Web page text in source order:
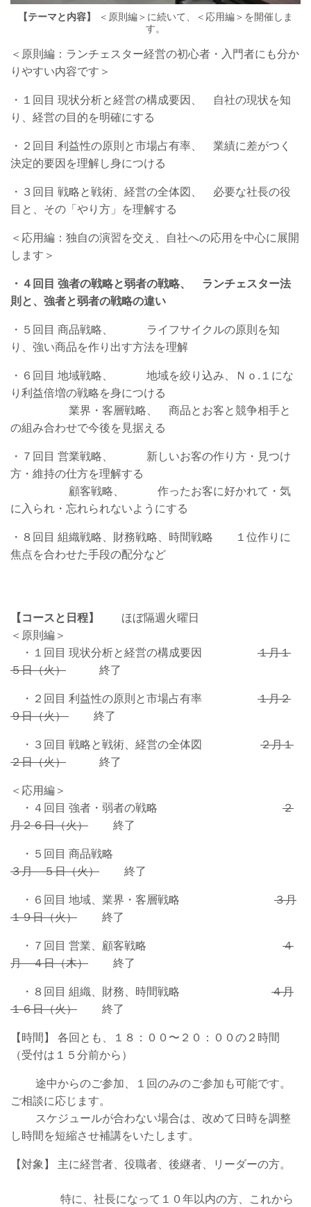
【テーマと内容】
＜原則編＞に続いて、＜応用編＞を開催しま
す。
＜原則編：ランチェスター経営の初心者・入門者にも分か
りやすい内容です＞
・１回目 現状分析と経営の構成要因、 自社の現状を知
り、経営の目的を明確にする
・２回目 利益性の原則と市場占有率、 業績に差がつく
決定的要因を理解し身につける
・３回目 戦略と戦術、経営の全体図、 必要な社長の役
目と、その「やり方」を理解する
＜応用編：独自の演習を交え、自社への応用を中心に展開
します＞
・４回目 強者の戦略と弱者の戦略、 ランチェスター法
則と、強者と弱者の戦略の違い
・５回目 商品戦略、 ライフサイクルの原則を知
り、強い商品を作り出す方法を理解
・６回目 地域戦略、 地域を絞り込み、Ｎｏ.１にな
り利益倍増の戦略を身につける
業界・客層戦略、 商品とお客と競争相手と
の組み合わせで今後を見据える
・７回目 営業戦略、 新しいお客の作り方・見つけ
方・維持の仕方を理解する
顧客戦略、 作ったお客に好かれて・気
に入られ・忘れられないようにする
・８回目 組織戦略、財務戦略、時間戦略 １位作りに
焦点を合わせた手段の配分など
【コースと日程】 ほぼ隔週火曜日
＜原則編＞
・１回目 現状分析と経営の構成要因 １月１
５日（火） 終了
・２回目 利益性の原則と市場占有率 １月２
９日（火） 終了
・３回目 戦略と戦術、経営の全体図 ２月１
２日（火） 終了
＜応用編＞
・４回目 強者・弱者の戦略 ２
月２６日（火） 終了
・５回目 商品戦略
３月 ５日（火） 終了
・６回目 地域、業界・客層戦略 ３月
１９日（火） 終了
・７回目 営業、顧客戦略 ４
月 ４日（木） 終了
・８回目 組織、財務、時間戦略 ４月
１６日（火） 終了
【時間】 各回とも、１８：００〜２０：００の２時間
（受付は１５分前から）
途中からのご参加、１回のみのご参加も可能です。
ご相談に応じます。
スケジュールが合わない場合は、改めて日時を調整
し時間を短縮させ補講をいたします。
【対象】 主に経営者、役職者、後継者、リーダーの方。
特に、社長になって１０年以内の方、これから